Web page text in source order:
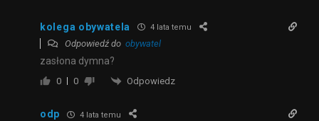
kolega obywatela 4 lata temu
Odpowiedź do obywatel
zasłona dymna?
0 0 Odpowiedz
odp 4 lata temu